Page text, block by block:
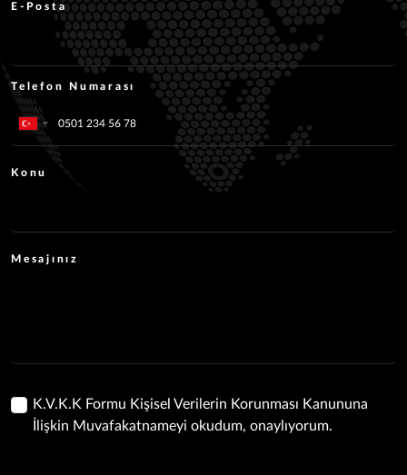
E-Posta
Telefon Numarası
Konu
Mesajınız
K.V.K.K Formu Kişisel Verilerin Korunması Kanununa
İlişkin Muvafakatnameyi okudum, onaylıyorum.